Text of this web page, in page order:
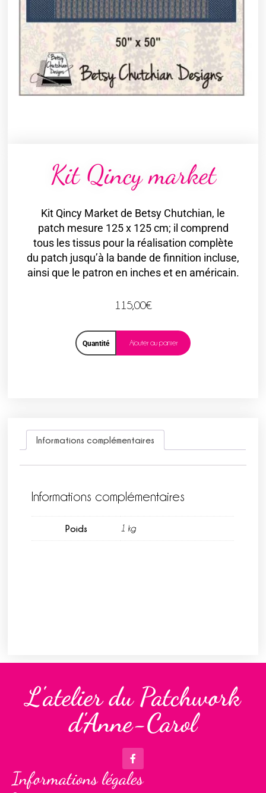
Kit Qincy market
Kit Qincy Market de Betsy Chutchian, le
patch mesure 125 x 125 cm; il comprend
tous les tissus pour la réalisation complète
du patch jusqu’à la bande de finnition incluse,
ainsi que le patron en inches et en américain.
115,00€
Quantité Ajouter au panier
Informations complémentaires
Informations complémentaires
Poids 1 kg
L'atelier du Patchwork
d'Anne-Carol
Informations légales